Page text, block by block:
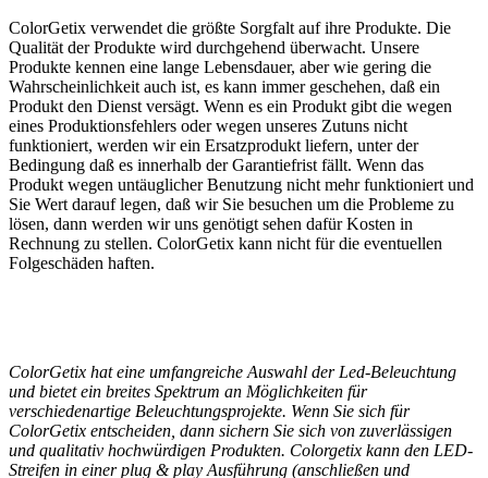
ColorGetix verwendet die größte Sorgfalt auf ihre Produkte. Die
Qualität der Produkte wird durchgehend überwacht. Unsere
Produkte kennen eine lange Lebensdauer, aber wie gering die
Wahrscheinlichkeit auch ist, es kann immer geschehen, daß ein
Produkt den Dienst versägt. Wenn es ein Produkt gibt die wegen
eines Produktionsfehlers oder wegen unseres Zutuns nicht
funktioniert, werden wir ein Ersatzprodukt liefern, unter der
Bedingung daß es innerhalb der Garantiefrist fällt. Wenn das
Produkt wegen untäuglicher Benutzung nicht mehr funktioniert und
Sie Wert darauf legen, daß wir Sie besuchen um die Probleme zu
lösen, dann werden wir uns genötigt sehen dafür Kosten in
Rechnung zu stellen. ColorGetix kann nicht für die eventuellen
Folgeschäden haften.
ColorGetix hat eine umfangreiche Auswahl der Led-Beleuchtung
und bietet ein breites Spektrum an Möglichkeiten für
verschiedenartige Beleuchtungsprojekte. Wenn Sie sich für
ColorGetix entscheiden, dann sichern Sie sich von zuverlässigen
und qualitativ hochwürdigen Produkten. Colorgetix kann den LED-
Streifen in einer plug & play Ausführung (anschließen und